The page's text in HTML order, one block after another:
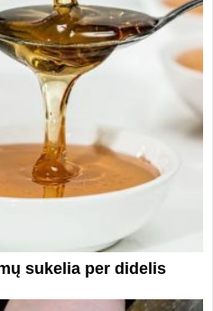
sukelia per didelis